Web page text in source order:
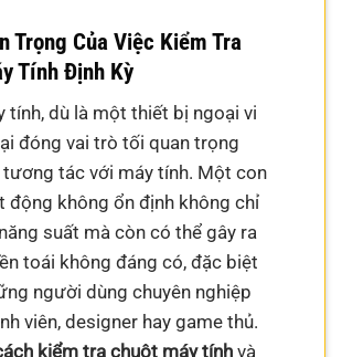
Trọng Của Việc Kiểm Tra
Tính Định Kỳ
tính, dù là một thiết bị ngoại vi
đóng vai trò tối quan trọng
tác với máy tính. Một con
động không ổn định không chỉ
suất mà còn có thể gây ra
toái không đáng có, đặc biệt
người dùng chuyên nghiệp
viên, designer hay game thủ.
kiểm tra chuột máy tínhvà